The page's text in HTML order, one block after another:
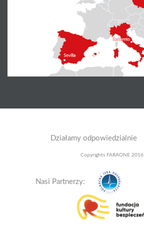
Działamy odpowiedzialnie
Copyrights FARAONE 2016
Nasi Partnerzy: